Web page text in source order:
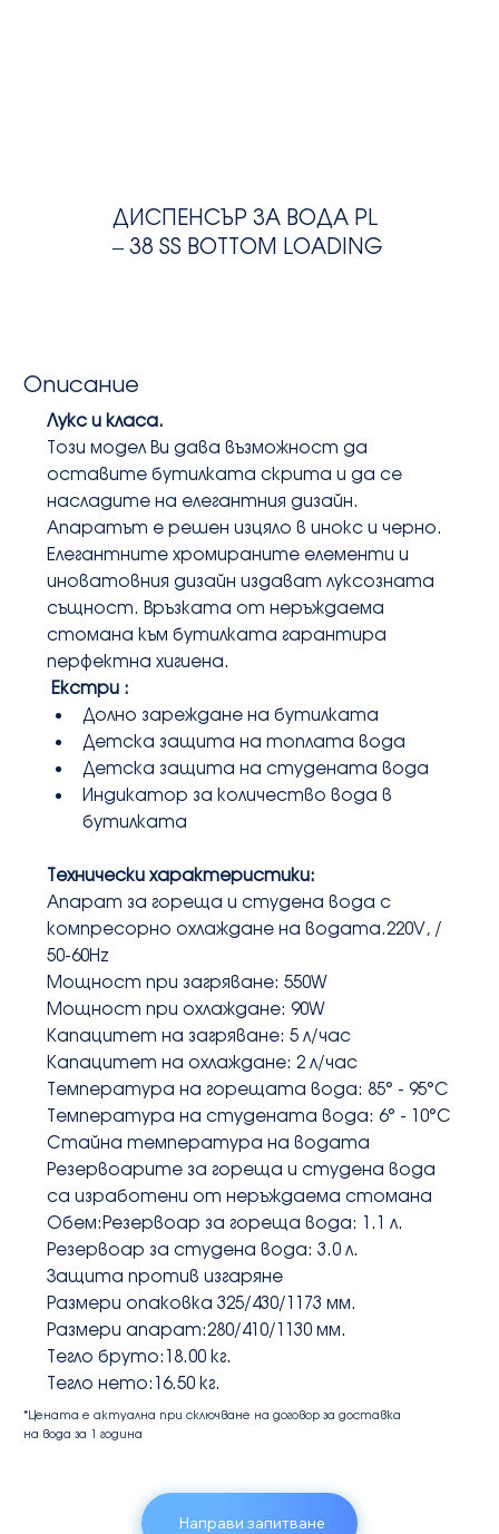
ДИСПЕНСЪР ЗА ВОДА PL
– 38 SS BOTTOM LOADING
Описание
Лукс и класа.
Този модел Ви дава възможност да
оставите бутилката скрита и да се
насладите на елегaнтния дизайн.
Апаратът е решен изцяло в инокс и черно.
Елегантните хромираните елементи и
иноватовния дизайн издават луксозната
същност. Връзката от неръждаема
стомана към бутилката гарантира
перфектна хигиена.
Екстри :
Долно зареждане на бутилката
Детска защита на топлата вода
Детска защита на студената вода
Индикатор за количество вода в
бутилката
Технически характеристики:
Апарат за гореща и студена вода с
компресорно охлаждане на водата.220V, /
50-60Hz
Мощност при загряване: 550W
Мощност при охлаждане: 90W
Капацитет на загряване: 5 л/час
Капацитет на охлаждане: 2 л/час
Температура на горещата вода: 85° - 95°C
Температура на студената вода: 6° - 10°C
Стайна температура на водата
Резервоарите за гореща и студена вода
са изработени от неръждаема стомана
Обем:Резервоар за гореща вода: 1.1 л.
Резервоар за студена вода: 3.0 л.
Защита против изгаряне
Размери опаковка 325/430/1173 мм.
Размери апарат:280/410/1130 мм.
Тегло бруто:18.00 кг.
Тегло нето:16.50 кг.
*Цената е актуална при сключване на договор за доставка
на вода за 1 година
Направи запитване